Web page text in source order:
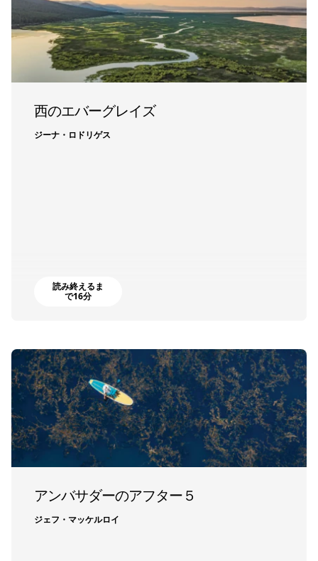
西のエバーグレイズ
ジーナ・ロドリゲス
読み終えるま
で16分
アンバサダーのアフター５
ジェフ・マッケルロイ